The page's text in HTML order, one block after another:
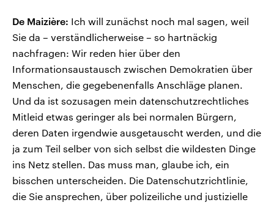
De Maizière: Ich will zunächst noch mal sagen, weil
Sie da – verständlicherweise – so hartnäckig
nachfragen: Wir reden hier über den
Informationsaustausch zwischen Demokratien über
Menschen, die gegebenenfalls Anschläge planen.
Und da ist sozusagen mein datenschutzrechtliches
Mitleid etwas geringer als bei normalen Bürgern,
deren Daten irgendwie ausgetauscht werden, und die
ja zum Teil selber von sich selbst die wildesten Dinge
ins Netz stellen. Das muss man, glaube ich, ein
bisschen unterscheiden. Die Datenschutzrichtlinie,
die Sie ansprechen, über polizeiliche und justizielle